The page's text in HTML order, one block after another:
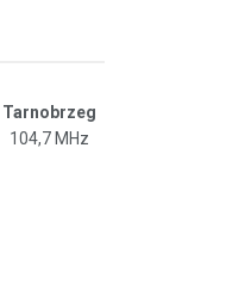
Tarnobrzeg
104,7 MHz